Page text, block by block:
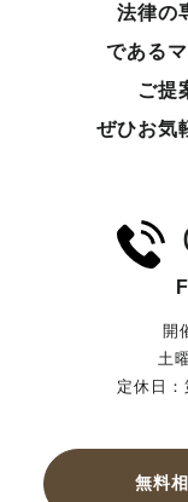
法律の
である
ご提
ぜひお気
開
土
定休日
無料